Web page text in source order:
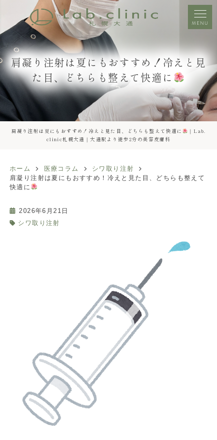
MENU
肩凝り注射は夏にもおすすめ！冷えと見
た目、どちらも整えて快適に
肩凝り注射は夏にもおすすめ！冷えと見た目、どちらも整えて快適に
｜Lab.
clinic札幌大通｜大通駅より徒歩2分の美容皮膚科
ホーム 医療コラム
シワ取り注射
肩凝り注射は夏にもおすすめ！冷えと見た目、どちらも整えて
快適に
2026年6月21日
シワ取り注射